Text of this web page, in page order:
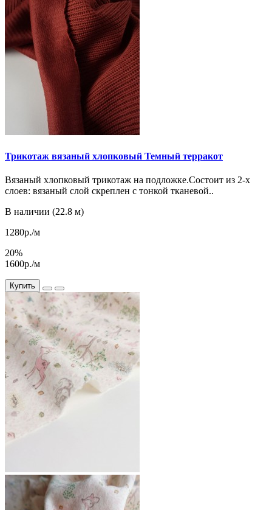
Трикотаж вязаный хлопковый Темный терракот
Вязаный хлопковый трикотаж на подложке.Состоит из 2-х
слоев: вязаный слой скреплен с тонкой тканевой..
В наличии (22.8 м)
1280р./м
20%
1600р./м
Купить